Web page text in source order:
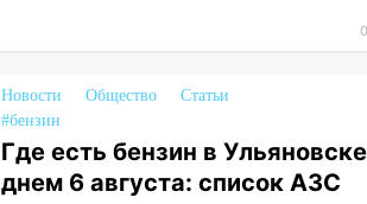
Новости Общество
Статьи
#бензин
Где есть бензин в Ульяновске
днем 6 августа: список АЗС